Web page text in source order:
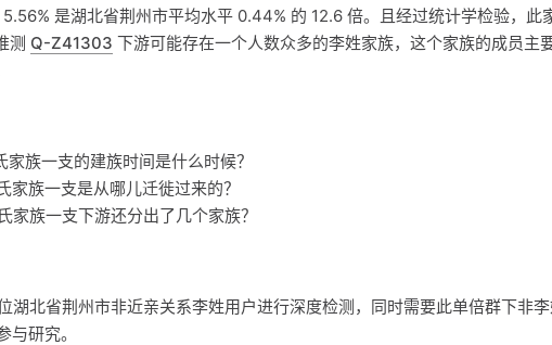
5.56% 是湖北省荆州市平均水平 0.44% 的 12.6 倍。且经过统计学检验，此
测 Q-Z41303 下游可能存在一个人数众多的李姓家族，这个家族的成员主
家族一支的建族时间是什么时候？
家族一支是从哪儿迁徙过来的？
家族一支下游还分出了几个家族？
湖北省荆州市非近亲关系李姓用户进行深度检测，同时需要此单倍群下非
与研究。